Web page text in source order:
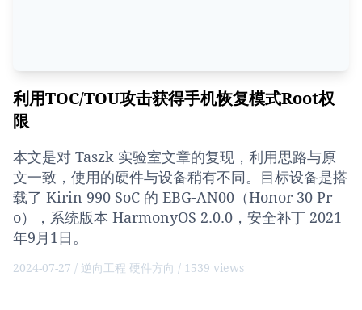
利用TOC/TOU攻击获得手机恢复模式Root权
限
本文是对 Taszk 实验室文章的复现，利用思路与原
文一致，使用的硬件与设备稍有不同。目标设备是搭
载了 Kirin 990 SoC 的 EBG-AN00（Honor 30 Pr
o），系统版本 HarmonyOS 2.0.0，安全补丁 2021
年9月1日。
2024-07-27 / 逆向工程 硬件方向 / 1539 views